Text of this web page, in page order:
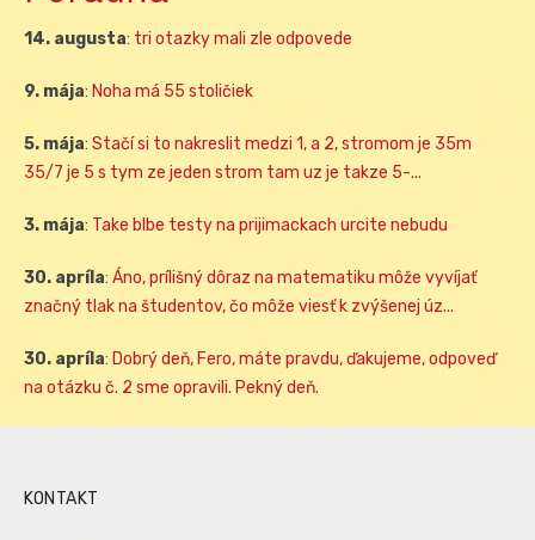
14. augusta: tri otazky mali zle odpovede
9. mája: Noha má 55 stoličiek
5. mája: Stačí si to nakreslit medzi 1, a 2, stromom je 35m
35/7 je 5 s tym ze jeden strom tam uz je takze 5-...
3. mája: Take blbe testy na prijimackach urcite nebudu
30. apríla: Áno, prílišný dôraz na matematiku môže vyvíjať
značný tlak na študentov, čo môže viesť k zvýšenej úz...
30. apríla: Dobrý deň, Fero, máte pravdu, ďakujeme, odpoveď
na otázku č. 2 sme opravili. Pekný deň.
KONTAKT